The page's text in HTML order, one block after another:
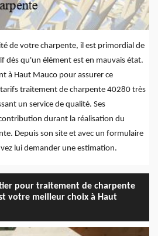
de votre charpente, il est primordial de
dès qu'un élément est en mauvais état.
à Haut Mauco pour assurer ce
traitement de charpente 40280 très
un service de qualité. Ses
durant la réalisation du
Depuis son site et avec un formulaire
lui demander une estimation.
pour traitement de charpente
votre meilleur choix à Haut